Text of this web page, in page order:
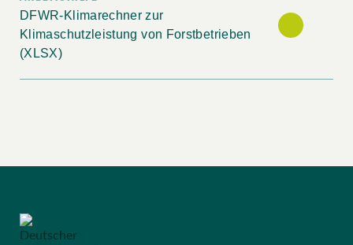
DFWR-Klimarechner zur
Klimaschutzleistung von Forstbetrieben
(XLSX)